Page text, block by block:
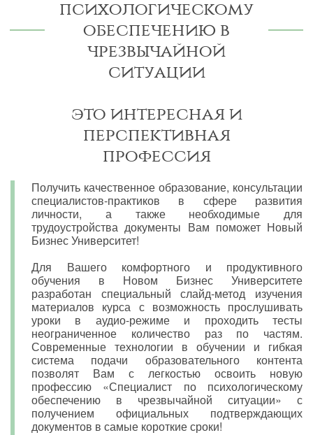
психологическому
обеспечению в
чрезвычайной
ситуации
это интересная и
перспективная
профессия
Получить качественное образование, консультации
специалистов-практиков в сфере развития
личности, а также необходимые для
трудоустройства документы Вам поможет Новый
Бизнес Университет!
Для Вашего комфортного и продуктивного
обучения в Новом Бизнес Университете
разработан специальный слайд-метод изучения
материалов курса с возможность прослушивать
уроки в аудио-режиме и проходить тесты
неограниченное количество раз по частям.
Современные технологии в обучении и гибкая
система подачи образовательного контента
позволят Вам с легкостью освоить новую
профессию «Специалист по психологическому
обеспечению в чрезвычайной ситуации» с
получением официальных подтверждающих
документов в самые короткие сроки!